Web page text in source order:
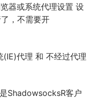
器或系统代理设置 设
，不需要开
代理 和 不经过代理
ShadowsocksR客户